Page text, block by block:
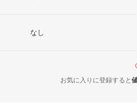
なし
お気に入りに登録すると